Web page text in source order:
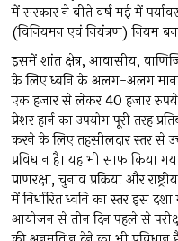
में सरकार ने बीते वर्ष मई में
(विनियमन एवं नियंत्रण) नियम
इसमें शांत क्षेत्र, आवासीय,
के लिए ध्वनि के अलग-अलग मानक
एक हजार से लेकर 40 हजार रुपये
प्रेशर हार्न का उपयोग पूरी तरह
करने के लिए तहसीलदार स्तर से
प्रविधान है। यह भी साफ किया
प्राणरक्षा, चुनाव प्रक्रिया और
में निर्धारित ध्वनि का स्तर इस
आयोजन से तीन दिन पहले से